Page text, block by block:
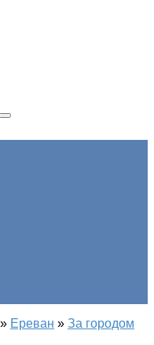
» Ереван » За городом